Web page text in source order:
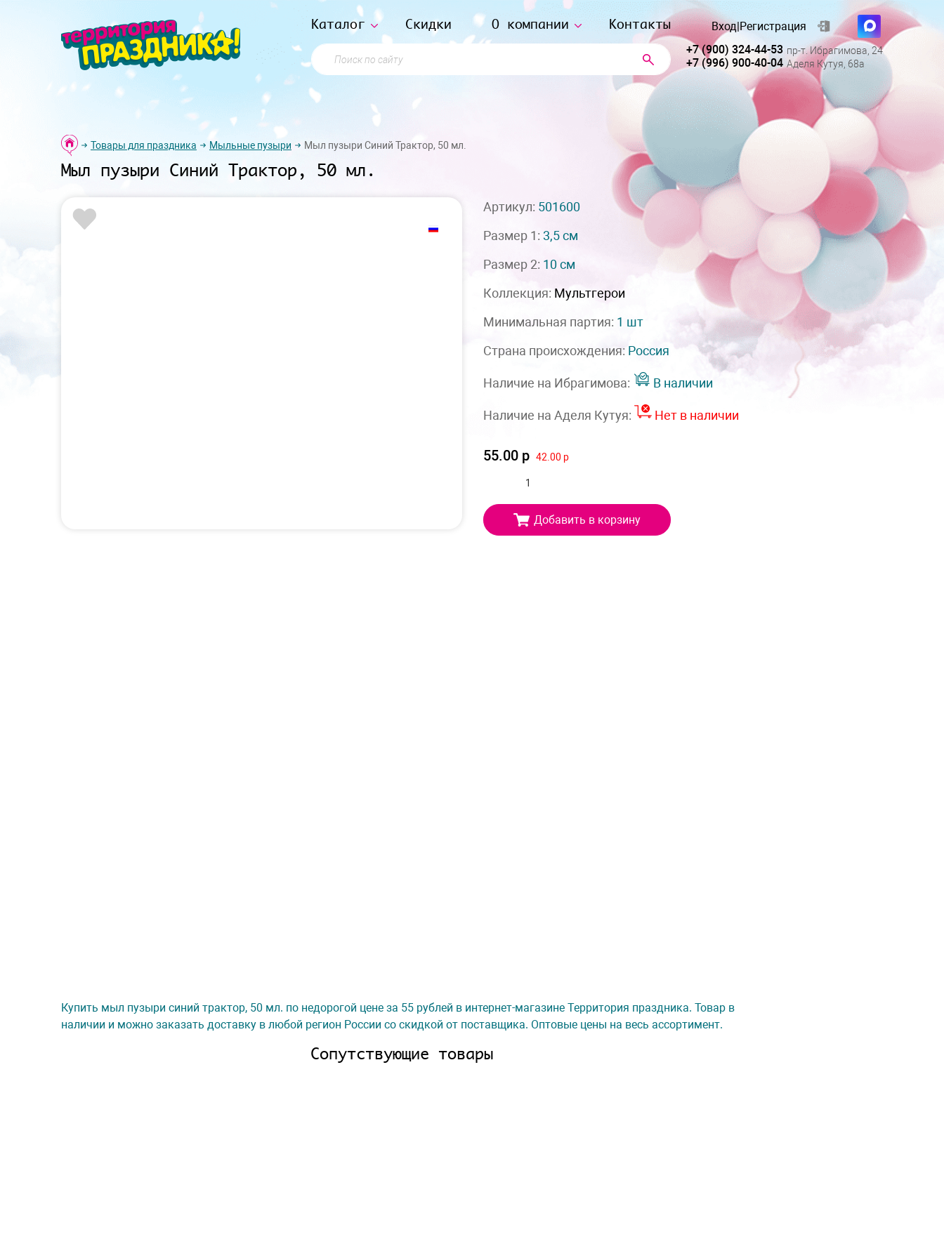
Каталог Скидки О компании Контакты
Поиск по сайту
Вход|Регистрация
+7 (900) 324-44-53 пр-т. Ибрагимова, 24
+7 (996) 900-40-04 Аделя Кутуя, 68а
Товары для праздника Мыльные пузыри Мыл пузыри Синий Трактор, 50 мл.
Мыл пузыри Синий Трактор, 50 мл.
Артикул: 501600
Размер 1: 3,5 см
Размер 2: 10 см
Коллекция: Мультгерои
Минимальная партия: 1 шт
Страна происхождения: Россия
Наличие на Ибрагимова: В наличии
Наличие на Аделя Кутуя: Нет в наличии
55.00 р 42.00 р
Добавить в корзину
Купить мыл пузыри синий трактор, 50 мл. по недорогой цене за 55 рублей в интернет-магазине Территория праздника. Товар в
наличии и можно заказать доставку в любой регион России со скидкой от поставщика. Оптовые цены на весь ассортимент.
Сопутствующие товары